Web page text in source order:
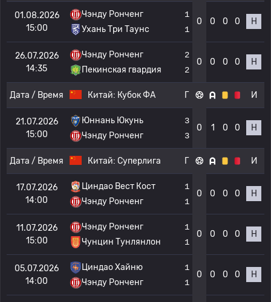
01.08.2026
15:00
Чэнду Ронченг
Ухань Три Таунс
1
1
0 0 0 0 Н
26.07.2026
14:35
Чэнду Ронченг
Пекинская гвардия
2
2
0 0 0 0 Н
Дата / Время Китай: Кубок ФА Г И
21.07.2026
15:00
Юннань Юкунь
Чэнду Ронченг
3
3
0 1 0 0 Н
Дата / Время Китай: Суперлига Г И
17.07.2026
14:00
Циндао Вест Кост
Чэнду Ронченг
1
1
0 0 0 0 Н
11.07.2026
15:00
Чэнду Ронченг
Чунцин Тунлянлон
1
1
0 0 0 0 Н
05.07.2026
14:00
Циндао Хайню
Чэнду Ронченг
1
1
0 0 0 0 Н